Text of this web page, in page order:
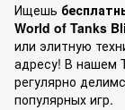
Ищешь
World of Tanks
или элитную
адресу! В нашем
регулярно
популярных игр.